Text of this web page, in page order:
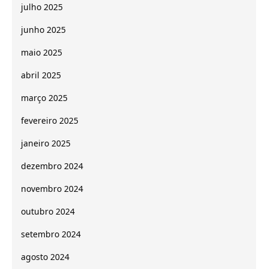
julho 2025
junho 2025
maio 2025
abril 2025
março 2025
fevereiro 2025
janeiro 2025
dezembro 2024
novembro 2024
outubro 2024
setembro 2024
agosto 2024